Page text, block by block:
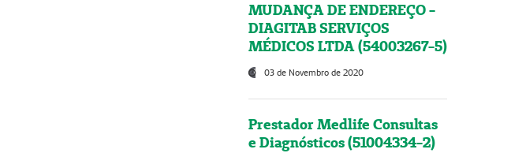
MUDANÇA DE ENDEREÇO -
DIAGITAB SERVIÇOS
MÉDICOS LTDA (54003267-5)
03 de Novembro de 2020
Prestador Medlife Consultas
e Diagnósticos (51004334-2)